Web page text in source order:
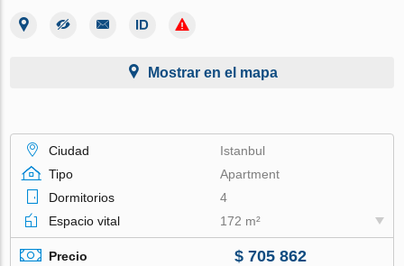
Mostrar en el mapa
Ciudad
Istanbul
Tipo
Apartment
Dormitorios
4
Espacio vital
172 m²
Precio $ 705 862